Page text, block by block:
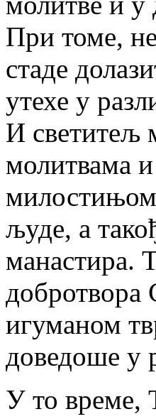
При томе,
стаде
утехе у
И светитељ
молитвама
људе, а
манастира.
добротвора
игуманом
доведоше у
У то време,